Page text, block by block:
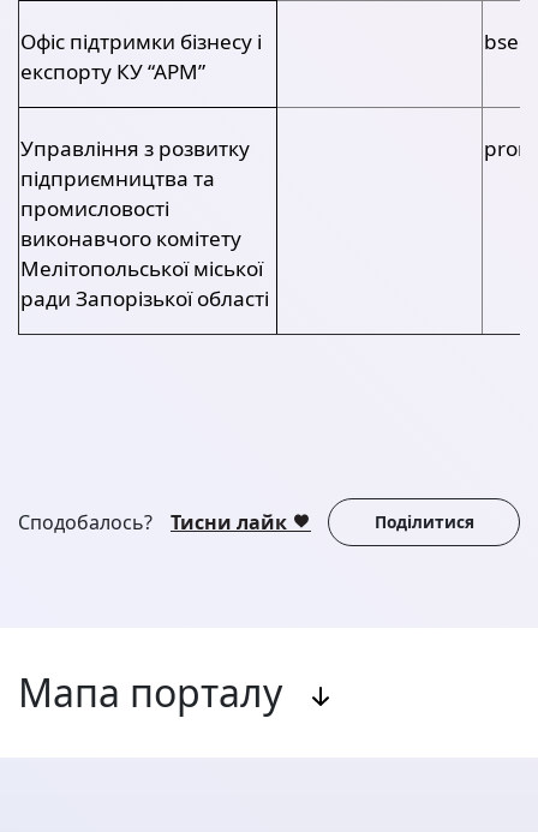
Офіс підтримки бізнесу і
експорту КУ “АРМ”
Управління з розвитку
підприємництва та
промисловості
виконавчого комітету
Мелітопольської міської
ради Запорізької області
Сподобалось? Тисни лайк Поділитися
Мапа порталу